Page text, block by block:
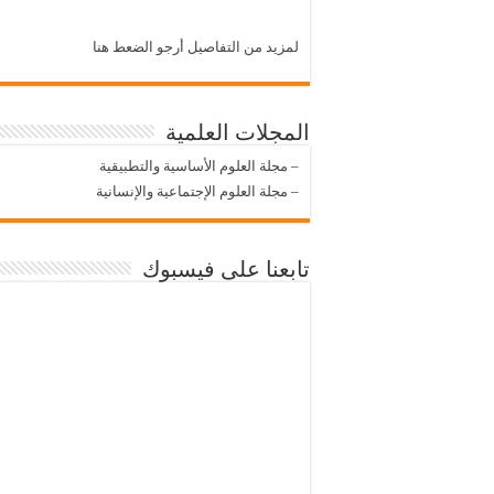
لمزيد من التفاصيل أرجو الضعط هنا
المجلات العلمية
– مجلة العلوم الأساسية والتطبيقية
– مجلة العلوم الإجتماعية والإنسانية
تابعنا على فيسبوك